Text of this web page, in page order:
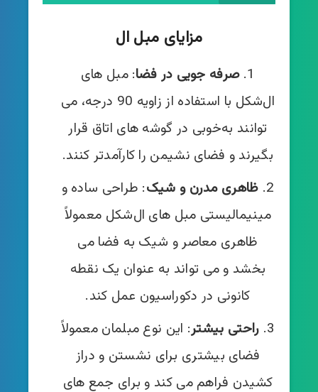
مزایای مبل ال
صرفه‌ جویی در فضا: مبل‌ های
ال‌شکل با استفاده از زاویه 90 درجه، می‌
توانند به‌خوبی در گوشه‌ های اتاق قرار
بگیرند و فضای نشیمن را کارآمدتر کنند.
ظاهری مدرن و شیک: طراحی ساده و
مینیمالیستی مبل‌ های ال‌شکل معمولاً
ظاهری معاصر و شیک به فضا می‌
بخشد و می‌ تواند به عنوان یک نقطه
کانونی در دکوراسیون عمل کند.
راحتی بیشتر: این نوع مبلمان معمولاً
فضای بیشتری برای نشستن و دراز
کشیدن فراهم می‌ کند و برای جمع‌ های